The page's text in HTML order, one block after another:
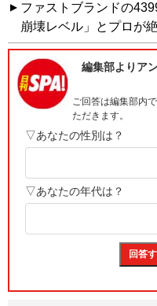
ファストブランドの
崩壊レベル」とプロが